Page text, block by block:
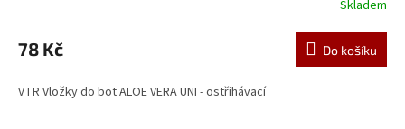
produktu
je
z
Skladem
78 Kč Do košíku
VTR Vložky do bot ALOE VERA UNI - ostřihávací